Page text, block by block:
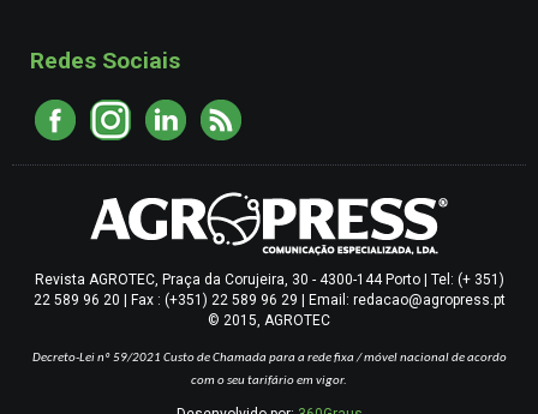
Redes Sociais
Revista AGROTEC, Praça da Corujeira, 30 - 4300-144 Porto | Tel: (+ 351)
22 589 96 20 | Fax : (+351) 22 589 96 29 | Email: redacao@agropress.pt
© 2015, AGROTEC
Decreto-Lei nº 59/2021 Custo de Chamada para a rede fixa / móvel nacional de acordo
com o seu tarifário em vigor.